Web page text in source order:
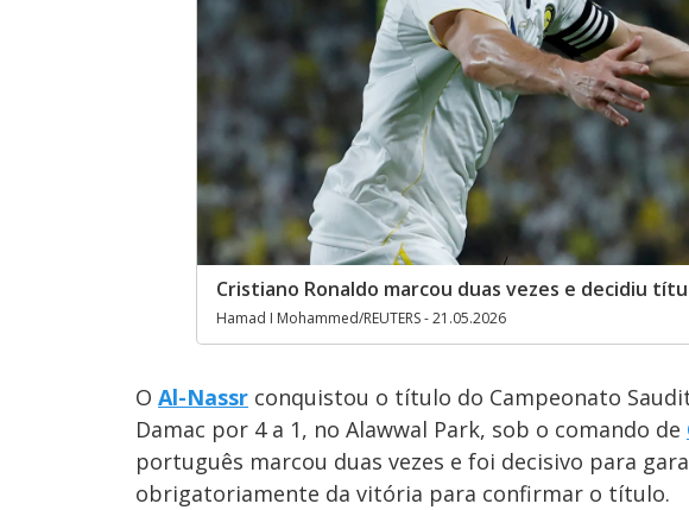
Cristiano Ronaldo marcou duas vezes e decidiu
Hamad I Mohammed/REUTERS - 21.05.2026
O Al-Nassr conquistou o título do Campeonato
Damac por 4 a 1, no Alawwal Park, sob o comando de
português marcou duas vezes e foi decisivo para
obrigatoriamente da vitória para confirmar o título.